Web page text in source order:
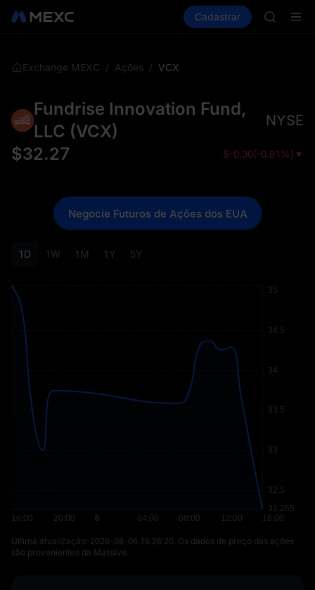
Mercados Spot Futuros
Cadastrar
SPCX
UNITREE
Exchange MEXC / Ações / VCX
Fundrise Innovation Fund,
LLC (VCX)
NYSE
$32.27 $-0.30(-0.91%)
1D 1W 1M 1Y 5Y
Última atualização: ⁦2026-08-06 16:26:20⁩. Os dados de preço das ações
são provenientes da Massive.
Negocie Futuros de Ações dos EUA